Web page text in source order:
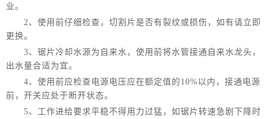
业。
2、使用前仔细检查，切割片是否有裂纹或损伤，如有请立即
更换。
3、锯片冷却水源为自来水，使用前将水管接通自来水龙头，
出水量合适为宜。
4、使用前应检查电源电压应在额定值的10%以内，接通电源
前，开关应处于断开状态。
5、工作进给要求平稳不得用力过猛，如锯片转速急剧下降时